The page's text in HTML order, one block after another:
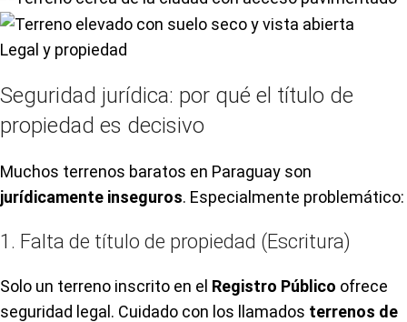
Legal y propiedad
Seguridad jurídica: por qué el título de
propiedad es decisivo
Muchos terrenos baratos en Paraguay son
jurídicamente inseguros. Especialmente problemático:
1. Falta de título de propiedad (Escritura)
Solo un terreno inscrito en el Registro Público ofrece
seguridad legal. Cuidado con los llamados terrenos de